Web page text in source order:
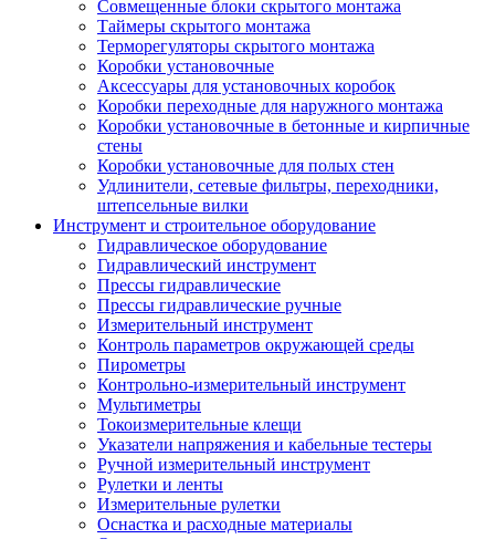
Совмещенные блоки скрытого монтажа
Таймеры скрытого монтажа
Терморегуляторы скрытого монтажа
Коробки установочные
Аксессуары для установочных коробок
Коробки переходные для наружного монтажа
Коробки установочные в бетонные и кирпичные
стены
Коробки установочные для полых стен
Удлинители, сетевые фильтры, переходники,
штепсельные вилки
Инструмент и строительное оборудование
Гидравлическое оборудование
Гидравлический инструмент
Прессы гидравлические
Прессы гидравлические ручные
Измерительный инструмент
Контроль параметров окружающей среды
Пирометры
Контрольно-измерительный инструмент
Мультиметры
Токоизмерительные клещи
Указатели напряжения и кабельные тестеры
Ручной измерительный инструмент
Рулетки и ленты
Измерительные рулетки
Оснастка и расходные материалы